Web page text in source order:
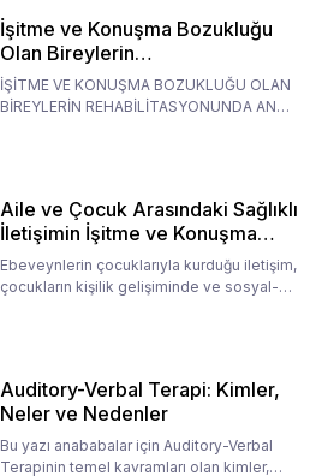
İşitme ve Konuşma Bozukluğu
Olan Bireylerin
Rehabilitasyonunda Ana
Babaların Tutumları
İŞİTME VE KONUŞMA BOZUKLUĞU OLAN
BİREYLERİN REHABİLİTASYONUNDA ANA
Aile ve Çocuk Arasındaki Sağlıklı
İletişimin İşitme ve Konuşma
Rehabilitasyonundaki Rolü
Ebeveynlerin çocuklarıyla kurduğu iletişim,
çocukların kişilik gelişiminde ve sosyal-
Auditory-Verbal Terapi: Kimler,
Neler ve Nedenler
Bu yazı anababalar için Auditory-Verbal
Terapinin temel kavramları olan kimler,